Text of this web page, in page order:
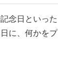
念日といっ
に、何かを